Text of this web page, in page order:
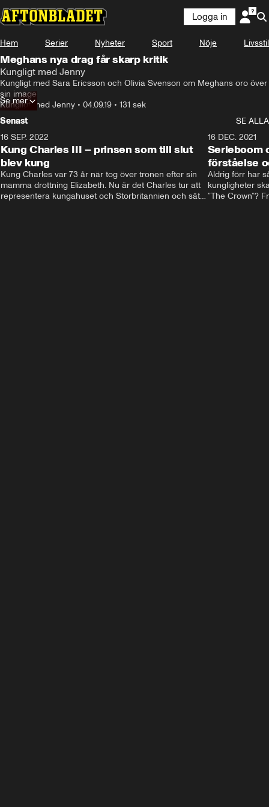
Logga in
Hem Serier Nyheter Sport Nöje Livsstil
Meghans nya drag får skarp kritik
Kungligt med Jenny
Kungligt med Sara Ericsson och Olivia Svenson om Meghans oro över
sin image
Kungligt med Jenny • 04.09.19 • 131 sek
Se mer
Senast
SE ALLA
16 SEP. 2022
Kung Charles III – prinsen som till slut
blev kung
Kung Charles var 73 år när tog över tronen efter sin
mamma drottning Elizabeth. Nu är det Charles tur att
representera kungahuset och Storbritannien och sätta
16 DEC. 2021
Serieboom
förståelse
Aldrig förr har
kungligheter
”The Crown”?